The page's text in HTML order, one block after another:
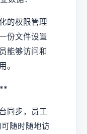
的权限管理
份文件设置
能够访问和
。
同步，员工
随时随地访